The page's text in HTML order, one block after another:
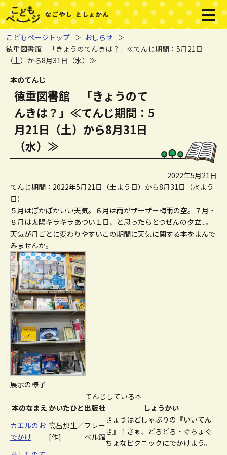
ページの先頭です。
本文へジャンプする。
メニ
こどもページトップ
おしらせ
徳重図書館 「きょうのてんきは？」≪てんじ期間：5月21日
（土）から8月31日（水）≫
ここから本文です。
本のてんじ
徳重図書館 「きょうのて
んきは？」≪てんじ期間：5
月21日（土）から8月31日
（水）≫
2022年5月21日
てんじ期間：2022年5月21日（土よう日）から8月31日（水よう
日）
５月はぽかぽかいい天気。６月は雨がザーザー梅雨の空。７月・
８月は太陽ギラギラあつい１日、と思ったらとつぜんの夕立...。
天気が月ごとに変わりやすいこの期間に天気に関する本をよんで
みませんか。
展示の様子
てんじしている本
本のなまえ かいたひと出版社
しょうかい
カエルのお
でかけ
高畠那生／
[作]
フレー
ベル館
きょうはどしゃぶりの『いいてん
き』！さぁ、どろどろ・ぐちょぐ
ちょなピクニックにでかけよう。